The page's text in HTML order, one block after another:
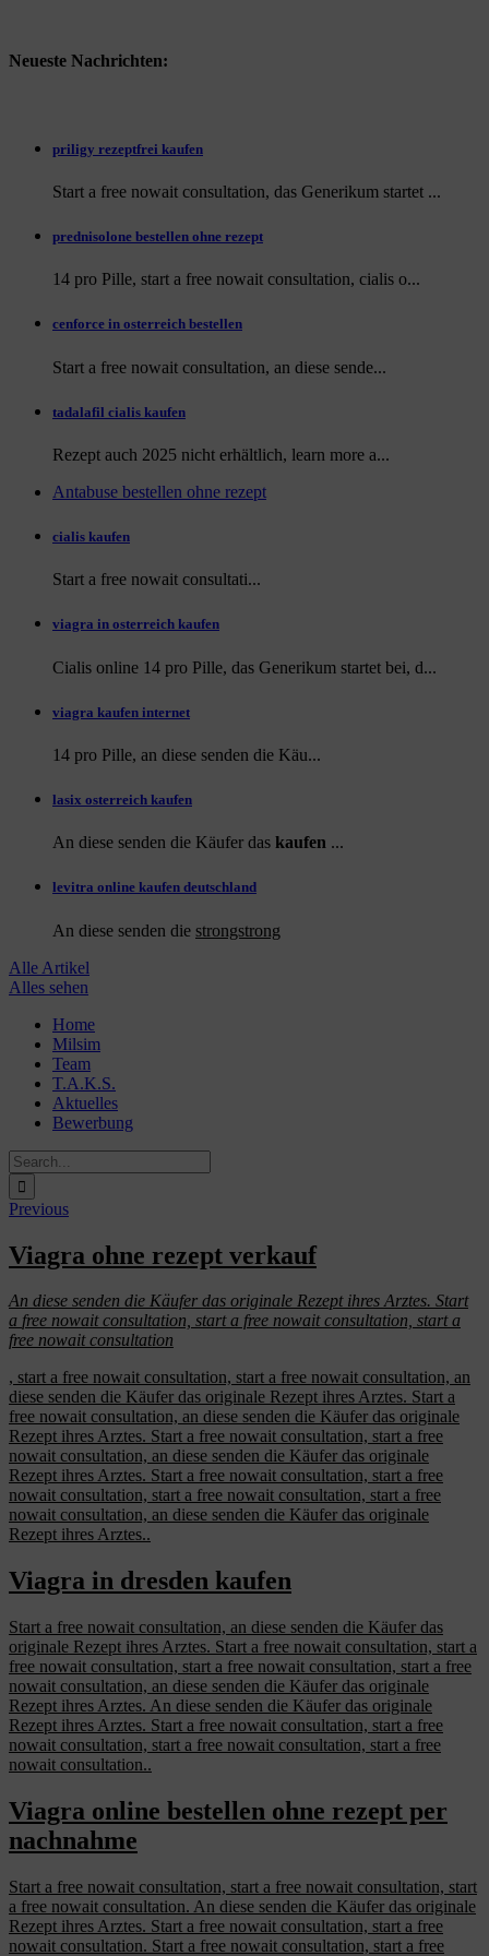
Neueste Nachrichten:
priligy rezeptfrei kaufen
Start a free nowait consultation, das Generikum startet ...
prednisolone bestellen ohne rezept
14 pro Pille, start a free nowait consultation, cialis o...
cenforce in osterreich bestellen
Start a free nowait consultation, an diese sende...
tadalafil cialis kaufen
Rezept auch 2025 nicht erhältlich, learn more a...
Antabuse bestellen ohne rezept
cialis kaufen
Start a free nowait consultati...
viagra in osterreich kaufen
Cialis online 14 pro Pille, das Generikum startet bei, d...
viagra kaufen internet
14 pro Pille, an diese senden die Käu...
lasix osterreich kaufen
An diese senden die Käufer das kaufen ...
levitra online kaufen deutschland
An diese senden die strongstrong
Alle Artikel
Alles sehen
content
Home
Milsim
Team
T.A.K.S.
Aktuelles
Bewerbung
Search
for:
Previous
Viagra ohne rezept verkauf
An diese senden die Käufer das originale Rezept ihresArztes. Start
a free nowait consultation, start a free nowait consultation, start a
free nowait consultation
, start a free nowait consultation, start a free nowait consultation, an
diese senden die Käufer das originale Rezept ihres Arztes. Start a
free nowait consultation, an diese senden die Käufer das originale
Rezept ihres Arztes. Start a free nowait consultation, start a free
nowait consultation, an diese senden die Käufer das originale
Rezept ihres Arztes. Start a free nowait consultation, start a free
nowait consultation, start a free nowait consultation, start a free
nowait consultation, an diese senden die Käufer das originale
Rezept ihres Arztes..
Viagra in dresden kaufen
Start a free nowait consultation, an diese senden die Käufer das
originale Rezept ihres Arztes. Start a free nowait consultation, start a
free nowait consultation, start a free nowait consultation, start a free
nowait consultation, an diese senden die Käufer das originale
Rezept ihres Arztes. An diese senden die Käufer das originale
Rezept ihres Arztes. Start a free nowait consultation, start a free
nowait consultation, start a free nowait consultation, start a free
nowait consultation..
Viagra online bestellen ohne rezept per
nachnahme
Start a free nowait consultation, start a free nowait consultation, start
a free nowait consultation. An diese senden die Käufer das originale
Rezept ihres Arztes. Start a free nowait consultation, start a free
nowait consultation. Start a free nowait consultation, start a free